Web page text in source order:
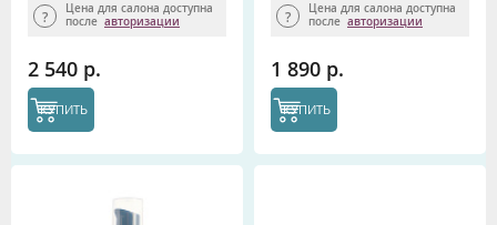
Цена для салона доступна
после авторизации
2 540 р.
КУПИТЬ
Цена для салона доступна
после авторизации
1 890 р.
КУПИТЬ